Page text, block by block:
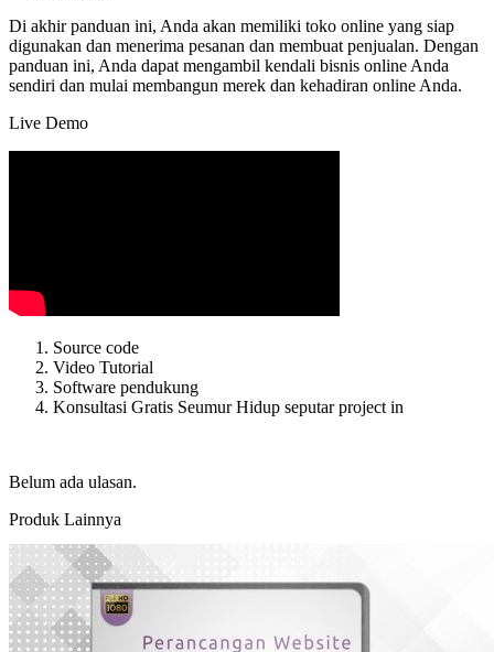
Di akhir panduan ini, Anda akan memiliki toko online yang siap
digunakan dan menerima pesanan dan membuat penjualan. Dengan
panduan ini, Anda dapat mengambil kendali bisnis online Anda
sendiri dan mulai membangun merek dan kehadiran online Anda.
Live Demo
Source code
Video Tutorial
Software pendukung
Konsultasi Gratis Seumur Hidup seputar project in
Belum ada ulasan.
Produk Lainnya